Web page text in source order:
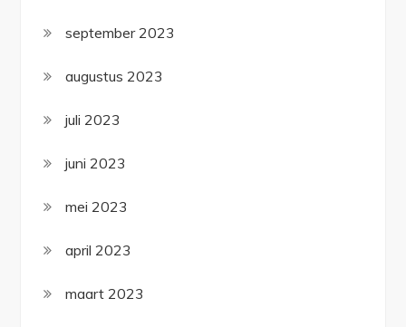
september 2023
augustus 2023
juli 2023
juni 2023
mei 2023
april 2023
maart 2023